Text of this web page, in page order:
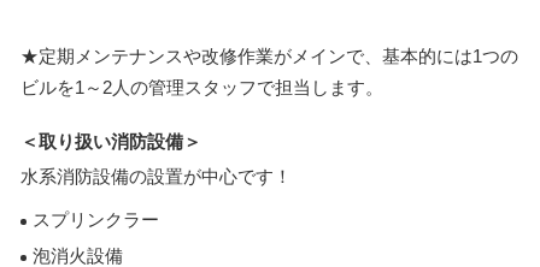
★定期メンテナンスや改修作業がメインで、基本的には1つの
ビルを1～2人の管理スタッフで担当します。
＜取り扱い消防設備＞
水系消防設備の設置が中心です！
スプリンクラー
泡消火設備